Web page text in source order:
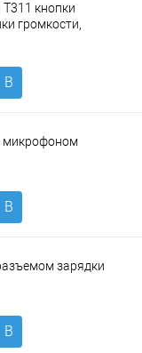
кнопки
громкости,
В
микрофоном
В
зарядки
В